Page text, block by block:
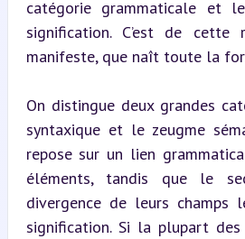
catégorie grammaticale et
signification. C’est de cette
manifeste, que naît toute la
On distingue deux grandes
syntaxique et le zeugme
repose sur un lien
éléments, tandis que le
divergence de leurs champs
signification. Si la plupart des